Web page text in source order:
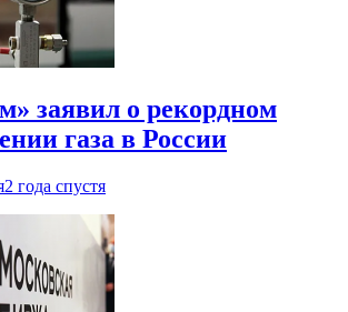
заявил о рекордном
газа в России
2 года спустя